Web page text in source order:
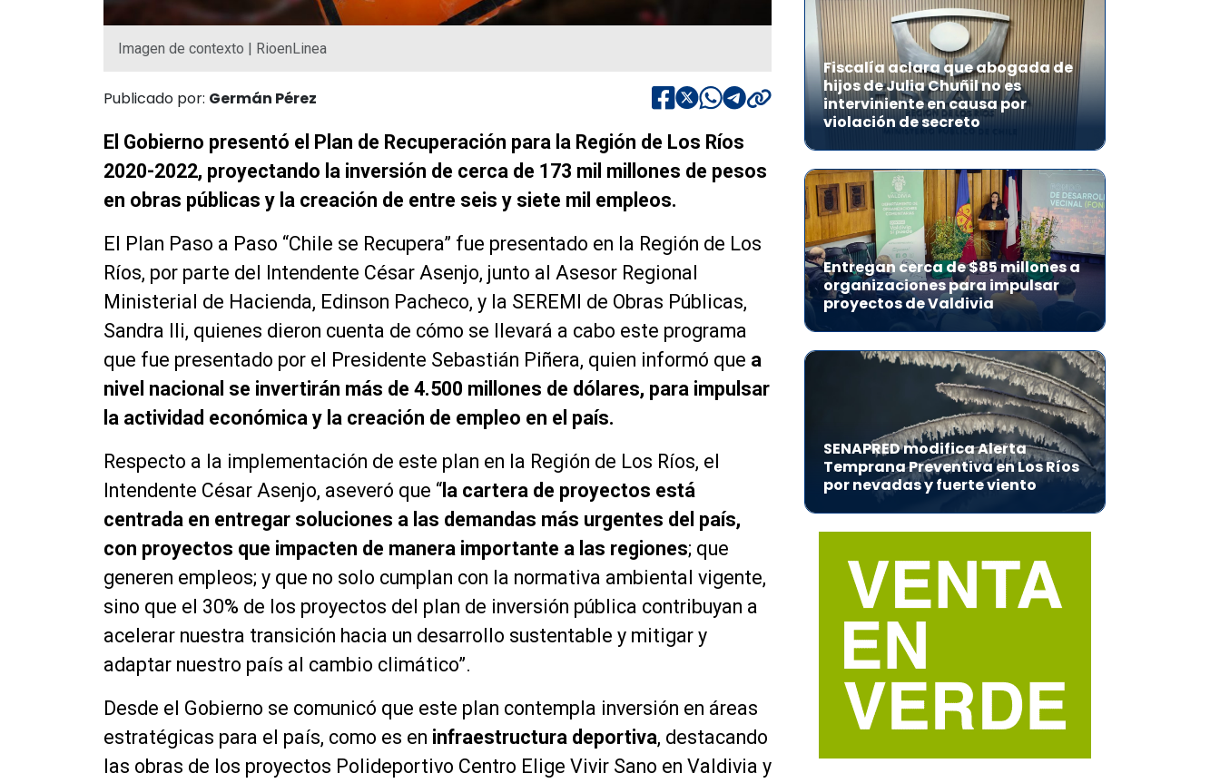
Imagen de contexto | RioenLinea
Publicado por: Germán Pérez
El Gobierno presentó el Plan de Recuperación para la Región de Los Ríos
2020-2022, proyectando la inversión de cerca de 173 mil millones de pesos
en obras públicas y la creación de entre seis y siete mil empleos.
El Plan Paso a Paso “Chile se Recupera” fue presentado en la Región de Los
Ríos, por parte del Intendente César Asenjo, junto al Asesor Regional
Ministerial de Hacienda, Edinson Pacheco, y la SEREMI de Obras Públicas,
Sandra Ili, quienes dieron cuenta de cómo se llevará a cabo este programa
que fue presentado por el Presidente Sebastián Piñera, quien informó que a
nivel nacional se invertirán más de 4.500 millones de dólares, para impulsar
la actividad económica y la creación de empleo en el país.
Respecto a la implementación de este plan en la Región de Los Ríos, el
Intendente César Asenjo, aseveró que “ la cartera de proyectos está
centrada en entregar soluciones a las demandas más urgentes del país,
con proyectos que impacten de manera importante a las regiones; que
generen empleos; y que no solo cumplan con la normativa ambiental vigente,
sino que el 30% de los proyectos del plan de inversión pública contribuyan a
acelerar nuestra transición hacia un desarrollo sustentable y mitigar y
adaptar nuestro país al cambio climático”.
Desde el Gobierno se comunicó que este plan contempla inversión en áreas
estratégicas para el país, como es en infraestructura deportiva, destacando
las obras de los proyectos Polideportivo Centro Elige Vivir Sano en Valdivia y
Fiscalía aclara que abogada de
hijos de Julia Chuñil no es
interviniente en causa por
violación de secreto
Entregan cerca de $85 millones a
organizaciones para impulsar
proyectos de Valdivia
SENAPRED modifica Alerta
Temprana Preventiva en Los Ríos
por nevadas y fuerte viento